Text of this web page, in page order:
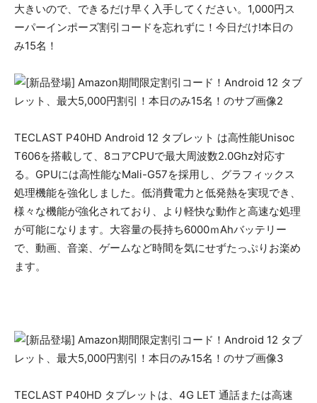
大きいので、できるだけ早く入手してください。1,000円ス
ーパーインポーズ割引コードを忘れずに！今日だけ!本日の
み15名！
TECLAST P40HD Android 12 タブレット は高性能Unisoc
T606を搭載して、8コアCPUで最大周波数2.0Ghz対応す
る。GPUには高性能なMali-G57を採用し、グラフィックス
処理機能を強化しました。低消費電力と低発熱を実現でき、
様々な機能が強化されており、より軽快な動作と高速な処理
が可能になります。大容量の長持ち6000ｍAhバッテリー
で、動画、音楽、ゲームなど時間を気にせずたっぷりお楽め
ます。
TECLAST P40HD タブレットは、4G LET 通話または高速